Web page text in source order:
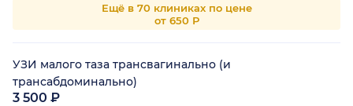
Ещё в 70 клиниках по цене
от 650 Р
УЗИ малого таза трансвагинально (и
трансабдоминально)
3 500 ₽